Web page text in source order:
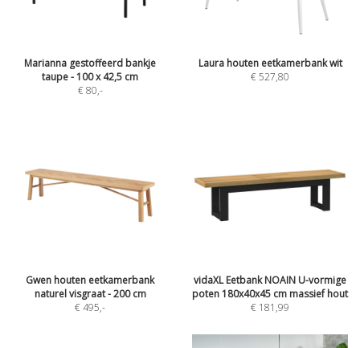
Marianna gestoffeerd bankje
taupe - 100 x 42,5 cm
€ 80,-
Laura houten eetkamerbank wit
€ 527,80
Gwen houten eetkamerbank
naturel visgraat - 200 cm
€ 495,-
vidaXL Eetbank NOAIN U-vormige
poten 180x40x45 cm massief hout
€ 181,99